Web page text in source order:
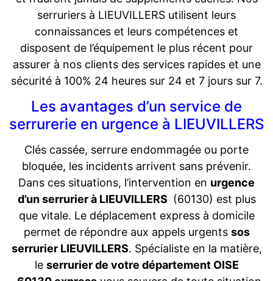
serruriers à LIEUVILLERS utilisent leurs
connaissances et leurs compétences et
disposent de l’équipement le plus récent pour
assurer à nos clients des services rapides et une
sécurité à 100% 24 heures sur 24 et 7 jours sur 7.
Les avantages d’un service de
serrurerie en urgence à LIEUVILLERS
Clés cassée, serrure endommagée ou porte
bloquée, les incidents arrivent sans prévenir.
Dans ces situations, l’intervention en urgence
d’un serrurier à LIEUVILLERS (60130) est plus
que vitale. Le déplacement express à domicile
permet de répondre aux appels urgents sos
serrurier LIEUVILLERS. Spécialiste en la matière,
le serrurier de votre département OISE